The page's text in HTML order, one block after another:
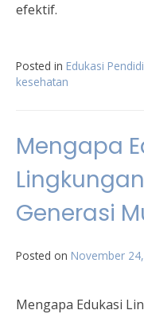
efektif.
Posted in Edukasi
kesehatan
Mengapa
Generasi
Posted on November
Mengapa Edukasi